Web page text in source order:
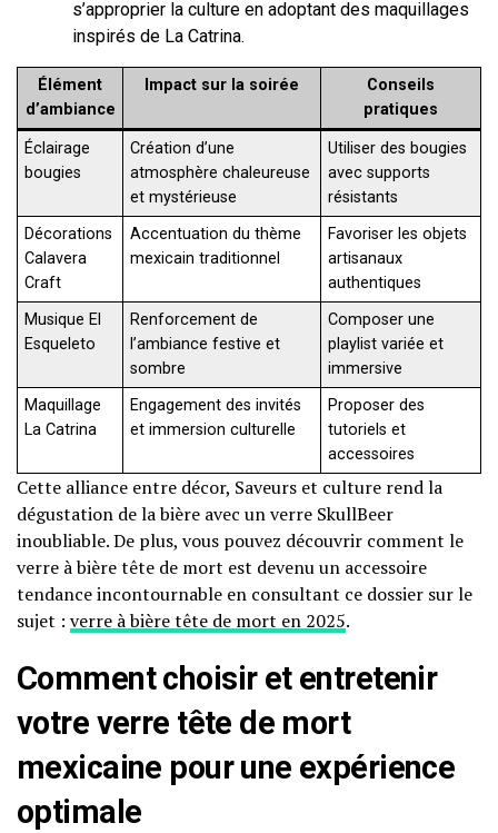
s’approprier la culture en adoptant des maquillages
inspirés de La Catrina.
Élément
d’ambiance
Impact sur la soirée
Conseils
pratiques
Éclairage
bougies
Création d’une
atmosphère chaleureuse
et mystérieuse
Utiliser des bougies
avec supports
résistants
Décorations
Calavera
Craft
Accentuation du thème
mexicain traditionnel
Favoriser les objets
artisanaux
authentiques
Musique El
Esqueleto
Renforcement de
l’ambiance festive et
sombre
Composer une
playlist variée et
immersive
Maquillage
La Catrina
Engagement des invités
et immersion culturelle
Proposer des
tutoriels et
accessoires
Cette alliance entre décor, Saveurs et culture rend la
dégustation de la bière avec un verre SkullBeer
inoubliable. De plus, vous pouvez découvrir comment le
verre à bière tête de mort est devenu un accessoire
tendance incontournable en consultant ce dossier sur le
sujet : verre à bière tête de mort en 2025.
Comment choisir et entretenir
votre verre tête de mort
mexicaine pour une expérience
optimale